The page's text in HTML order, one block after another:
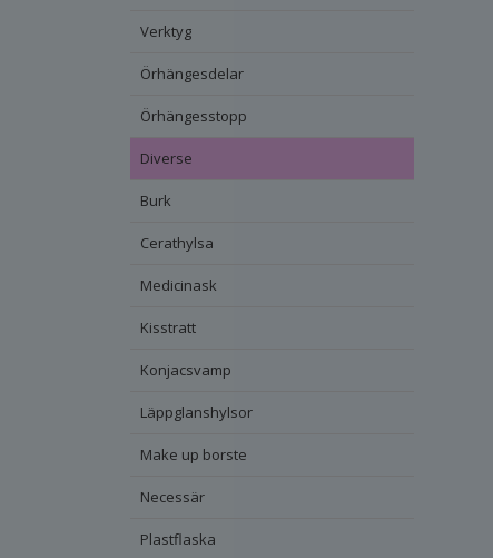
Verktyg
Örhängesdelar
Örhängesstopp
Diverse
Burk
Cerathylsa
Medicinask
Kisstratt
Konjacsvamp
Läppglanshylsor
Make up borste
Necessär
Plastflaska